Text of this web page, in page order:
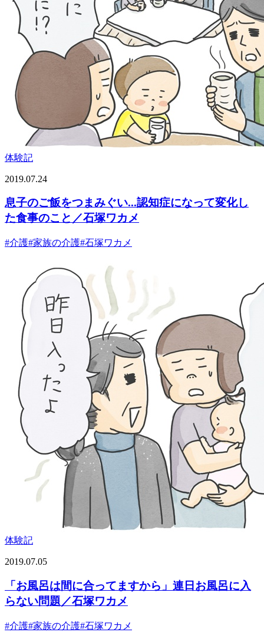
体験記
2019.07.24
息子のご飯をつまみぐい...認知症になって変化し
た食事のこと／石塚ワカメ
#介護#家族の介護#石塚ワカメ
体験記
2019.07.05
「お風呂は間に合ってますから」連日お風呂に入
らない問題／石塚ワカメ
#介護#家族の介護#石塚ワカメ